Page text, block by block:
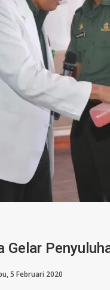
Gelar
5 Februari 2020